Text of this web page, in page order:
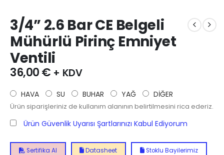
3/4” 2.6 Bar CE Belgeli
Mühürlü Pirinç Emniyet
Ventili
36,00€ + KDV
HAVA SU BUHAR YAĞ DİĞER
Ürün siparişleriniz de kullanım alanının belirtilmesini rica ederiz.
Ürün Güvenlik Uyarısı Şartlarınızı Kabul Ediyorum
Sertifika Al Datasheet Stoklu Bayilerimiz